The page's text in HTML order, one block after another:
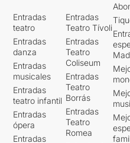
Entradas
teatro
Entradas
danza
Entradas
musicales
Entradas
teatro infantil
Entradas
ópera
Entradas
Entradas
Teatro Tívoli
Entradas
Teatro
Coliseum
Entradas
Teatro
Borrás
Entradas
Teatro
Romea